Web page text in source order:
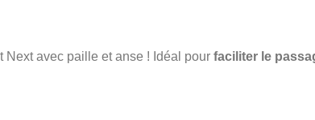
Next avec paille et anse ! Idéal pour faciliter le